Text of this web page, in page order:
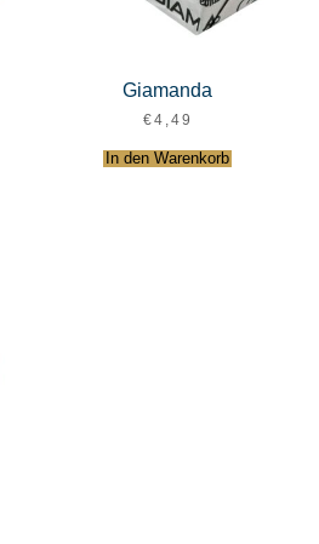
Giamanda
€4,49
In den Warenkorb